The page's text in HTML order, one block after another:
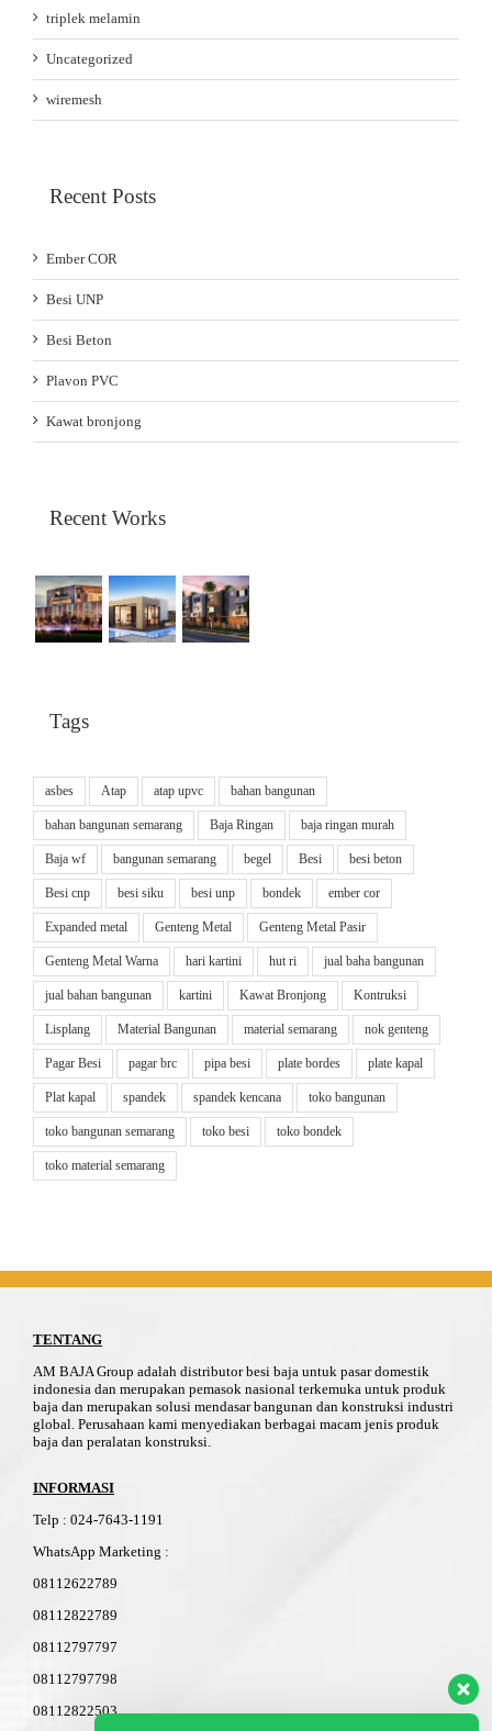
triplek melamin
Uncategorized
wiremesh
Recent Posts
Ember COR
Besi UNP
Besi Beton
Plavon PVC
Kawat bronjong
Recent Works
Tags
asbes Atap atap upvc bahan bangunan
bahan bangunan semarang Baja Ringan baja ringan murah
Baja wf bangunan semarang begel Besi besi beton
Besi cnp besi siku besi unp bondek ember cor
Expanded metal Genteng Metal Genteng Metal Pasir
Genteng Metal Warna hari kartini hut ri jual baha bangunan
jual bahan bangunan kartini Kawat Bronjong Kontruksi
Lisplang Material Bangunan material semarang nok genteng
Pagar Besi pagar brc pipa besi plate bordes plate kapal
Plat kapal spandek spandek kencana toko bangunan
toko bangunan semarang toko besi toko bondek
toko material semarang
TENTANG
AM BAJA Group adalah distributor besi baja untuk pasar domestik
indonesia dan merupakan pemasok nasional terkemuka untuk produk
baja dan merupakan solusi mendasar bangunan dan konstruksi industri
global. Perusahaan kami menyediakan berbagai macam jenis produk
baja dan peralatan konstruksi.
INFORMASI
Telp : 024-7643-1191
WhatsApp Marketing :
08112622789
08112822789
08112797797
08112797798
08112822503